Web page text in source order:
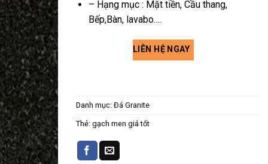
– Hạng mục : Mặt tiền, Cầu thang,
Bếp,Bàn, lavabo….
LIÊN HỆ NGAY
Danh mục: Đá Granite
Thẻ: gạch men giá tốt